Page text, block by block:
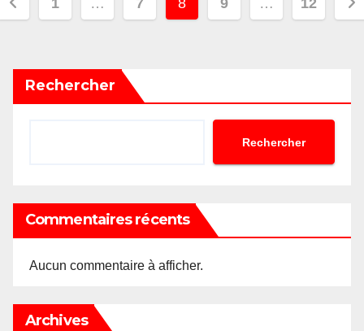
1 … 7 8 9 … 12
Rechercher
Rechercher
Commentaires récents
Aucun commentaire à afficher.
Archives